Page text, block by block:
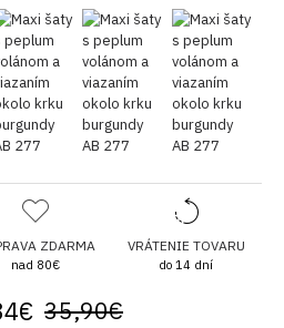
ZDARMA
nad 80€
VRÁTENIE TOVARU
do 14 dní
35,90€